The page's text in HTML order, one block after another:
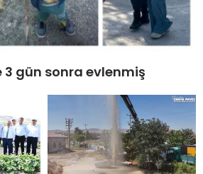
gün sonra evlenmiş